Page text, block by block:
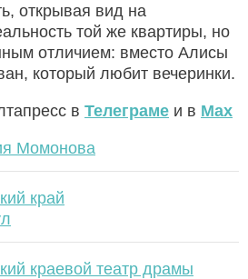
открывая вид на
той же квартиры, но
отличием: вместо Алисы
который любит вечеринки.
в Телеграме и в Max
Момонова
край
краевой театр драмы